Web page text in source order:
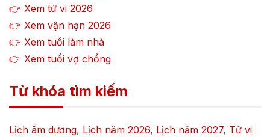
👉 Xem tử vi 2026
👉 Xem vận hạn 2026
👉 Xem tuổi làm nhà
👉 Xem tuổi vợ chồng
Từ khóa tìm kiếm
Lịch âm dương, Lịch năm 2026, Lịch năm 2027, Tử vi